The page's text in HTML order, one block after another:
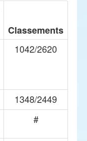
Classements
1042/2620
1348/2449
#